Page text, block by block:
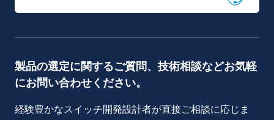
製品の選定に関するご質問、技術相談などお気軽
にお問い合わせください。
経験豊かなスイッチ開発設計者が直接ご相談に応じま